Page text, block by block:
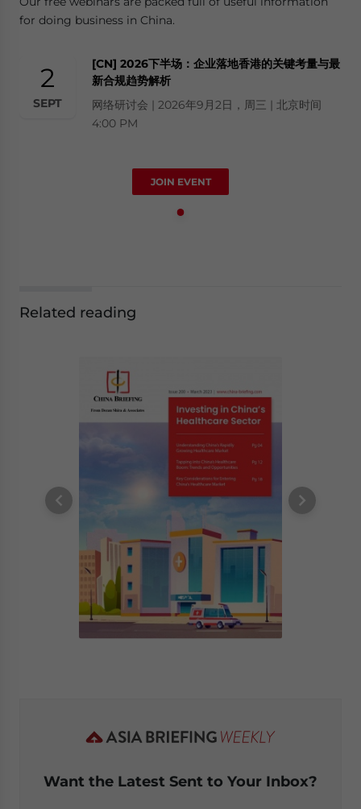
for doing business in China.
2
SEPT
[CN] 2026下半场：企业落地香港的关键考量与最
新合规趋势解析
网络研讨会 | 2026年9月2日，周三 | 北京时间
4:00 PM
JOIN EVENT
Related reading
Want the Latest Sent to Your Inbox?